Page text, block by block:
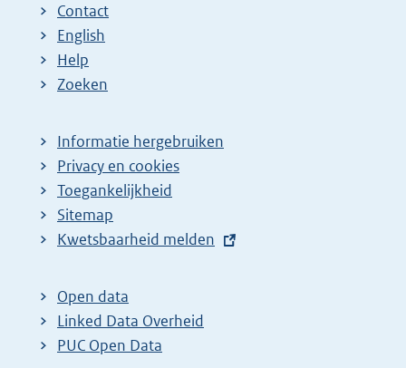
Contact
English
Help
Zoeken
Informatie hergebruiken
Privacy en cookies
Toegankelijkheid
Sitemap
E
t
e
r
Kwetsbaarheid melden
Open data
Linked Data Overheid
PUC Open Data